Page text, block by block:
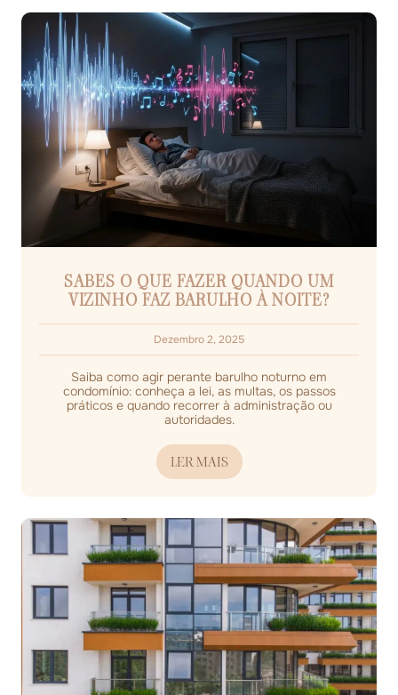
SABES O QUE FAZER QUANDO UM
VIZINHO FAZ BARULHO À NOITE?
Dezembro 2, 2025
Saiba como agir perante barulho noturno em
condomínio: conheça a lei, as multas, os passos
práticos e quando recorrer à administração ou
autoridades.
LER MAIS